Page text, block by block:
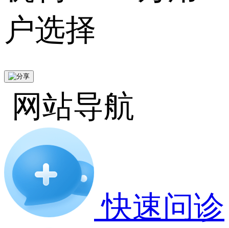
户选择
网站导航
快速问诊